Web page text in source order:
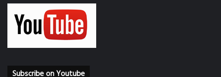
Subscribe on Youtube